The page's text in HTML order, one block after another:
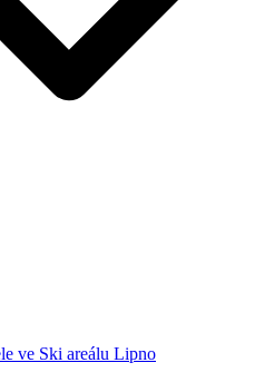
ve Ski areálu Lipno